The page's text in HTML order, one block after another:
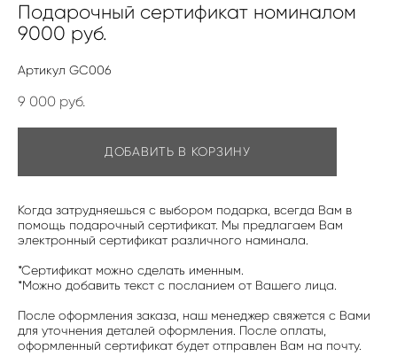
Подарочный сертификат номиналом
9000 руб.
Артикул GC006
9 000 pуб.
ДОБАВИТЬ В КОРЗИНУ
Когда затрудняешься с выбором подарка, всегда Вам в
помощь подарочный сертификат. Мы предлагаем Вам
электронный сертификат различного наминала.
*Сертификат можно сделать именным.
*Можно добавить текст с посланием от Вашего лица.
После оформления заказа, наш менеджер свяжется с Вами
для уточнения деталей оформления. После оплаты,
оформленный сертификат будет отправлен Вам на почту.